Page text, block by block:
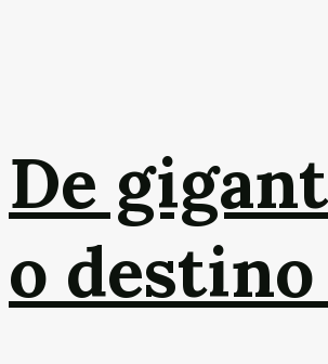
De
o destino